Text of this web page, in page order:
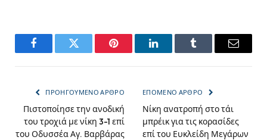
FacebookTwitter Pinterest LinkedInTumblr Email
ΠΡΟΗΓΟΎΜΕΝΟ ΆΡΘΡΟ
Πιστοποίησε την ανοδική
του τροχιά με νίκη 3-1 επί
του Οδυσσέα Αγ. Βαρβάρας
ΕΠΌΜΕΝΟ ΆΡΘΡΟ
Νίκη ανατροπή στο τάι
μπρέικ για τις κορασίδες
επί του Ευκλείδη Μεγάρων